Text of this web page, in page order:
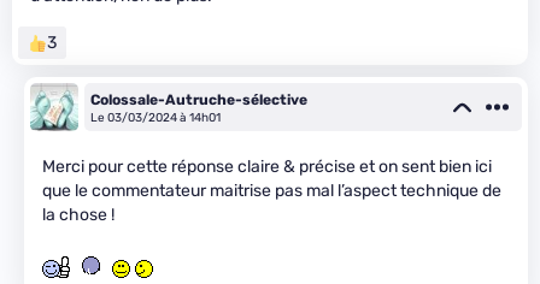
3
Colossale-Autruche-sélective
Le 03/03/2024 à 14h01
Merci pour cette réponse claire & précise et on sent bien ici
que le commentateur maitrise pas mal l’aspect technique de
la chose !